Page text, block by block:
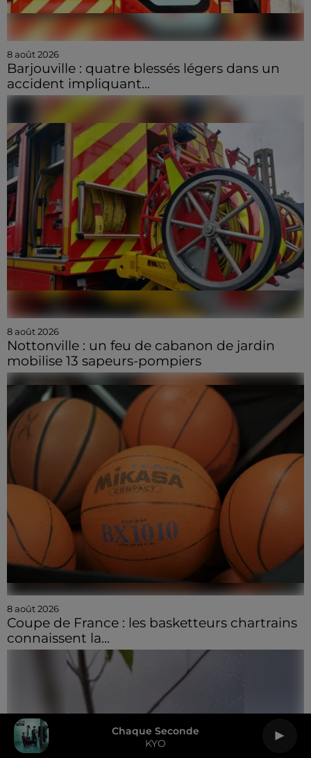
Chaque Seconde
KYO
8 août 2026
Barjouville : quatre blessés légers dans un
accident impliquant...
8 août 2026
Nottonville : un feu de cabanon de jardin
mobilise 13 sapeurs-pompiers
8 août 2026
Coupe de France : les basketteurs chartrains
connaissent la...